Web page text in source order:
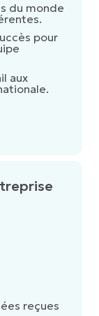
du monde
pour
aux
reçues